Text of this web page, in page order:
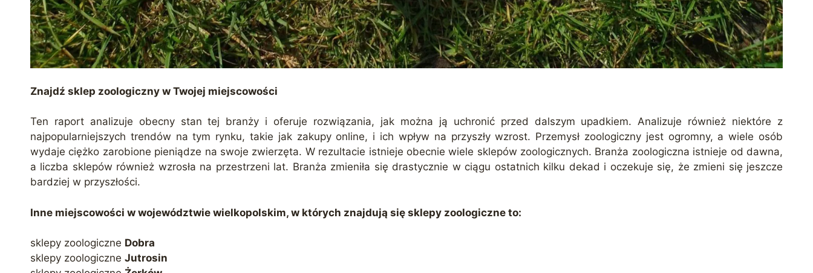
Znajdź sklep zoologiczny w Twojej miejscowości
Ten raport analizuje obecny stan tej branży i oferuje rozwiązania, jak można ją uchronić przed dalszym upadkiem. Analizuje również niektóre z
najpopularniejszych trendów na tym rynku, takie jak zakupy online, i ich wpływ na przyszły wzrost. Przemysł zoologiczny jest ogromny, a wiele osób
wydaje ciężko zarobione pieniądze na swoje zwierzęta. W rezultacie istnieje obecnie wiele sklepów zoologicznych. Branża zoologiczna istnieje od dawna,
a liczba sklepów również wzrosła na przestrzeni lat. Branża zmieniła się drastycznie w ciągu ostatnich kilku dekad i oczekuje się, że zmieni się jeszcze
bardziej w przyszłości.
Inne miejscowości w województwie wielkopolskim, w których znajdują się sklepy zoologiczne to:
sklepy zoologiczne Dobra
sklepy zoologiczne Jutrosin